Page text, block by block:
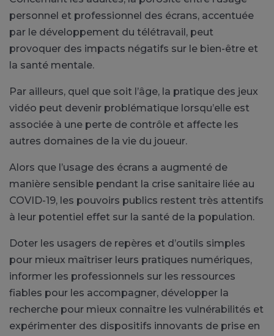
personnel et professionnel des écrans, accentuée
par le développement du télétravail, peut
provoquer des impacts négatifs sur le bien-être et
la santé mentale.
Par ailleurs, quel que soit l’âge, la pratique des jeux
vidéo peut devenir problématique lorsqu’elle est
associée à une perte de contrôle et affecte les
autres domaines de la vie du joueur.
Alors que l’usage des écrans a augmenté de
manière sensible pendant la crise sanitaire liée au
COVID-19, les pouvoirs publics restent très attentifs
à leur potentiel effet sur la santé de la population.
Doter les usagers de repères et d’outils simples
pour mieux maîtriser leurs pratiques numériques,
informer les professionnels sur les ressources
fiables pour les accompagner, développer la
recherche pour mieux connaître les vulnérabilités et
expérimenter des dispositifs innovants de prise en